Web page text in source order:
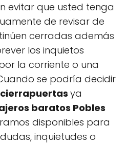
evitar que usted tenga
de revisar de
cerradas además
los inquietos
la corriente o una
se podría decidir
ya
baratos Pobles
disponibles para
inquietudes o